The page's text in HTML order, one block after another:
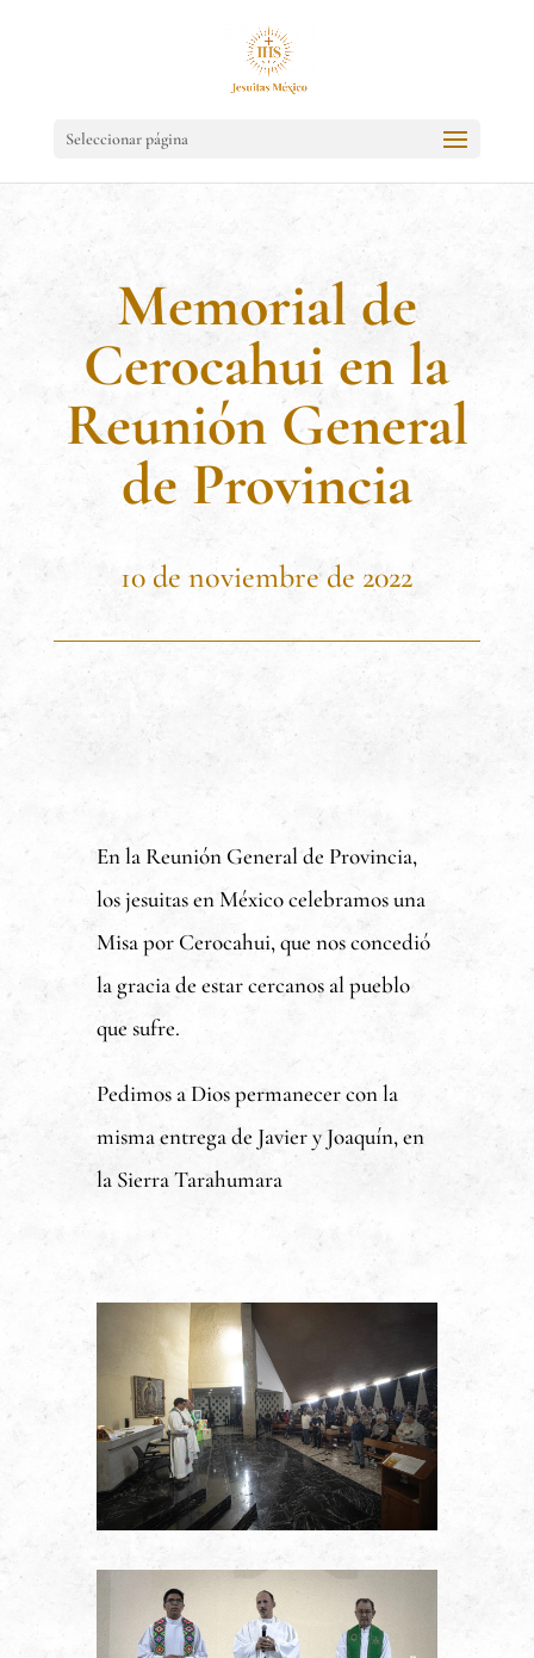
Seleccionar página
Memorial de
Cerocahui en la
Reunión General
de Provincia
10 de noviembre de 2022
En la Reunión General de Provincia,
los jesuitas en México celebramos una
Misa por Cerocahui, que nos concedió
la gracia de estar cercanos al pueblo
que sufre.
Pedimos a Dios permanecer con la
misma entrega de Javier y Joaquín, en
la Sierra Tarahumara